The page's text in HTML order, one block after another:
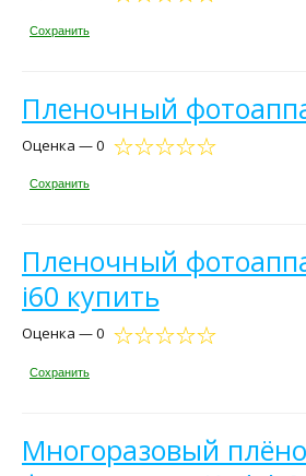
Сохранить
Пленочный
Оценка — 0
Сохранить
Пленочный
i60 купить
Оценка — 0
Сохранить
Многоразовый